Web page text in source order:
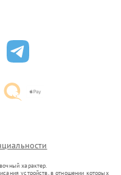
характер.
устройств, в отношении которых